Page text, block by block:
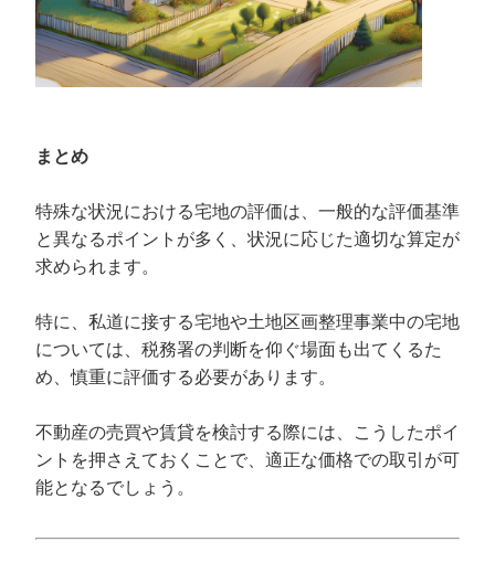
まとめ
特殊な状況における宅地の評価は、一般的な評価基準
と異なるポイントが多く、状況に応じた適切な算定が
求められます。
特に、私道に接する宅地や土地区画整理事業中の宅地
については、税務署の判断を仰ぐ場面も出てくるた
め、慎重に評価する必要があります。
不動産の売買や賃貸を検討する際には、こうしたポイ
ントを押さえておくことで、適正な価格での取引が可
能となるでしょう。